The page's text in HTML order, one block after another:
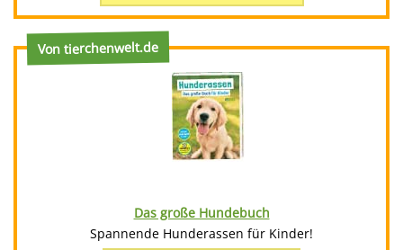
Von tierchenwelt.de
Das große Hundebuch
Spannende Hunderassen für Kinder!